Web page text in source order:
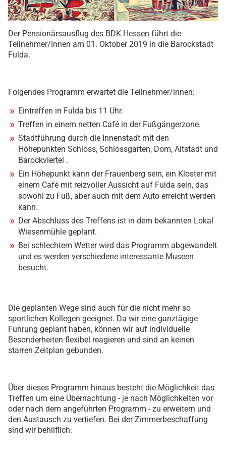
Der Pensionärsausflug des BDK Hessen führt die
Teilnehmer/innen am 01. Oktober 2019 in die Barockstadt
Fulda.
Folgendes Programm erwartet die Teilnehmer/innen:
Eintreffen in Fulda bis 11 Uhr.
Treffen in einem netten Café in der Fußgängerzone.
Stadtführung durch die Innenstadt mit den
Höhepunkten Schloss, Schlossgarten, Dom, Altstadt und
Barockviertel .
Ein Höhepunkt kann der Frauenberg sein, ein Kloster mit
einem Café mit reizvoller Aussicht auf Fulda sein, das
sowohl zu Fuß, aber auch mit dem Auto erreicht werden
kann.
Der Abschluss des Treffens ist in dem bekannten Lokal
Wiesenmühle geplant.
Bei schlechtem Wetter wird das Programm abgewandelt
und es werden verschiedene interessante Museen
besucht.
Die geplanten Wege sind auch für die nicht mehr so
sportlichen Kollegen geeignet. Da wir eine ganztägige
Führung geplant haben, können wir auf individuelle
Besonderheiten flexibel reagieren und sind an keinen
starren Zeitplan gebunden.
Über dieses Programm hinaus besteht die Möglichkeit das
Treffen um eine Übernachtung - je nach Möglichkeiten vor
oder nach dem angeführten Programm - zu erweitern und
den Austausch zu vertiefen. Bei der Zimmerbeschaffung
sind wir behilflich.